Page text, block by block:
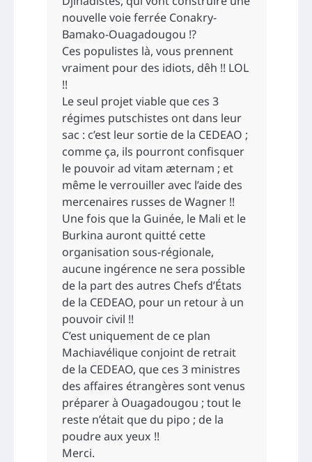
nouvelle voie ferrée Conakry-
Bamako-Ouagadougou !?
Ces populistes là, vous prennent
vraiment pour des idiots, dêh !! LOL
!!
Le seul projet viable que ces 3
régimes putschistes ont dans leur
sac : c’est leur sortie de la CEDEAO ;
comme ça, ils pourront confisquer
le pouvoir ad vitam æternam ; et
même le verrouiller avec l’aide des
mercenaires russes de Wagner !!
Une fois que la Guinée, le Mali et le
Burkina auront quitté cette
organisation sous-régionale,
aucune ingérence ne sera possible
de la part des autres Chefs d’États
de la CEDEAO, pour un retour à un
pouvoir civil !!
C’est uniquement de ce plan
Machiavélique conjoint de retrait
de la CEDEAO, que ces 3 ministres
des affaires étrangères sont venus
préparer à Ouagadougou ; tout le
reste n’était que du pipo ; de la
poudre aux yeux !!
Merci.